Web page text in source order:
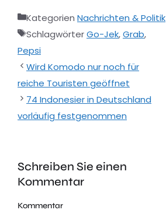
Kategorien Nachrichten & Politik
SchlagwörterGo-Jek,Grab,
Pepsi
Wird Komodo nur noch für
reiche Touristen geöffnet
74 Indonesier in Deutschland
vorläufig festgenommen
Schreiben Sie einen
Kommentar
Kommentar